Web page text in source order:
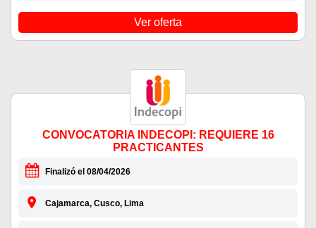
Ver oferta
CONVOCATORIA INDECOPI: REQUIERE 16
PRACTICANTES
Finalizó el 08/04/2026
Cajamarca, Cusco, Lima